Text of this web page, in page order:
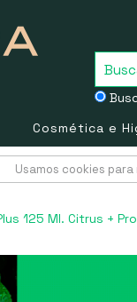
Cosmética e
Usamos cookies
125 Ml. Citrus +